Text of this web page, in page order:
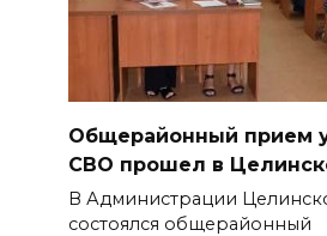
Общерайонный прием
СВО прошел в
В Администрации
состоялся общерайонный